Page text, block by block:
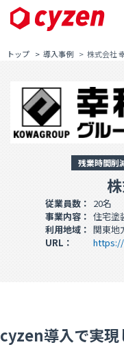
トップ 導入事例 株式会社
残業時間削
従業員数： 20名
事業内容： 住宅塗
利用地域： 関東地
URL：
cyzen導入で実現